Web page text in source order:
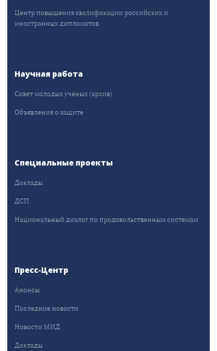
Центр повышения квалификации российских и
иностранных дипломатов
Научная работа
Совет молодых учёных (архив)
Объявления о защите
Специальные проекты
Доклады
ДСП
Национальный диалог по продовольственным системам
Пресс-Центр
Анонсы
Последние новости
Новости МИД
Доклады